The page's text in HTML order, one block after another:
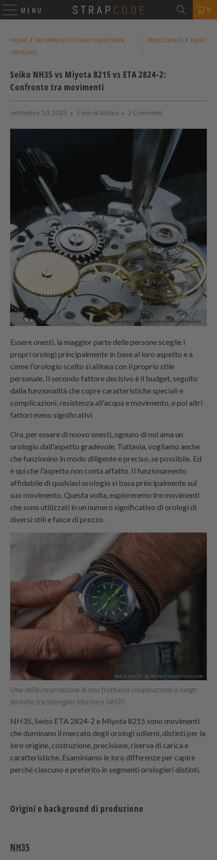
MENU 0
HOME / MOVIMENTI E COMPONENTI PER
OROLOGI
PRECEDENTE / NEXT
Seiko NH35 vs Miyota 8215 vs ETA 2824-2:
Confronto tra movimenti
settembre 10, 2025 5 min di lettura 2 Commenti
Essere onesti, la maggior parte delle persone sceglie i
propri orologi principalmente in base al loro aspetto e a
come l'orologio scelto si allinea con il proprio stile
personale. Il secondo fattore decisivo è il budget, seguito
dalla funzionalità che copre caratteristiche speciali e
complicazioni, resistenza all'acqua e movimento, e poi altri
fattori meno significativi.
Ora, per essere di nuovo onesti, ognuno di noi ama un
orologio dall'aspetto gradevole. Tuttavia, vogliamo anche
che funzionino in modo diligente e preciso, se possibile. Ed
è qui che l'aspetto non conta affatto. Il funzionamento
affidabile di qualsiasi orologio si basa principalmente sul
suo movimento. Questa volta, esploreremo tre movimenti
che sono utilizzati in un numero significativo di orologi di
diversi stili e fasce di prezzo.
Una delle incarnazioni di una fruttuosa cooperazione a lungo
termine tra Sternglas Merion e NH35
NH35, Swiss ETA 2824-2 e Miyota 8215 sono movimenti
che dominano il mercato degli orologi odierni, distinti per la
loro origine, costruzione, precisione, riserva di carica e
caratteristiche. Esaminiamo le loro differenze per capire
perché ciascuno è preferito in segmenti orologieri distinti.
Origini e background di produzione
NH35